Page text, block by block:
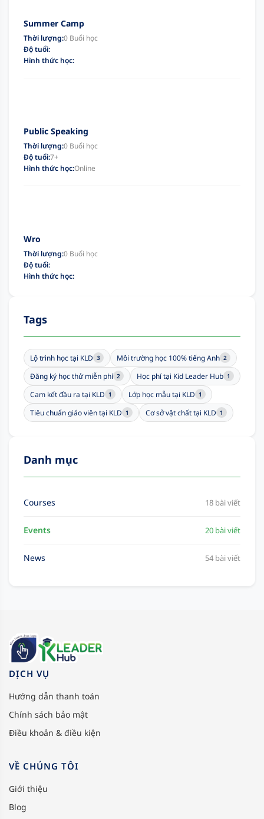
Summer Camp
Thời lượng:0 Buổi học
Độ tuổi:
Hình thức học:
Public Speaking
Thời lượng:0 Buổi học
Độ tuổi:7+
Hình thức học:Online
Wro
Thời lượng:0 Buổi học
Độ tuổi:
Hình thức học:
Tags
Lộ trình học tại KLD 3 Môi trường học 100% tiếng Anh 2
Đăng ký học thử miễn phí 2 Học phí tại Kid Leader Hub 1
Cam kết đầu ra tại KLD 1 Lớp học mẫu tại KLD 1
Tiêu chuẩn giáo viên tại KLD 1 Cơ sở vật chất tại KLD 1
Danh mục
Courses 18 bài viết
Events 20 bài viết
News 54 bài viết
DỊCH VỤ
Hướng dẫn thanh toán
Chính sách bảo mật
Điều khoản & điều kiện
VỀ CHÚNG TÔI
Giới thiệu
Blog